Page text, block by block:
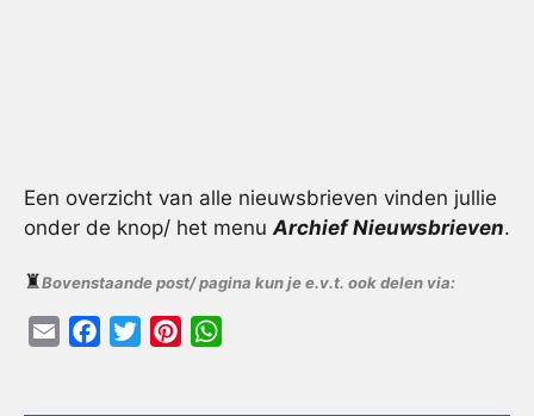
Een overzicht van alle nieuwsbrieven vinden jullie
onder de knop/ het menu Archief Nieuwsbrieven.
♜Bovenstaande post/ pagina kun je e.v.t. ook delen via: